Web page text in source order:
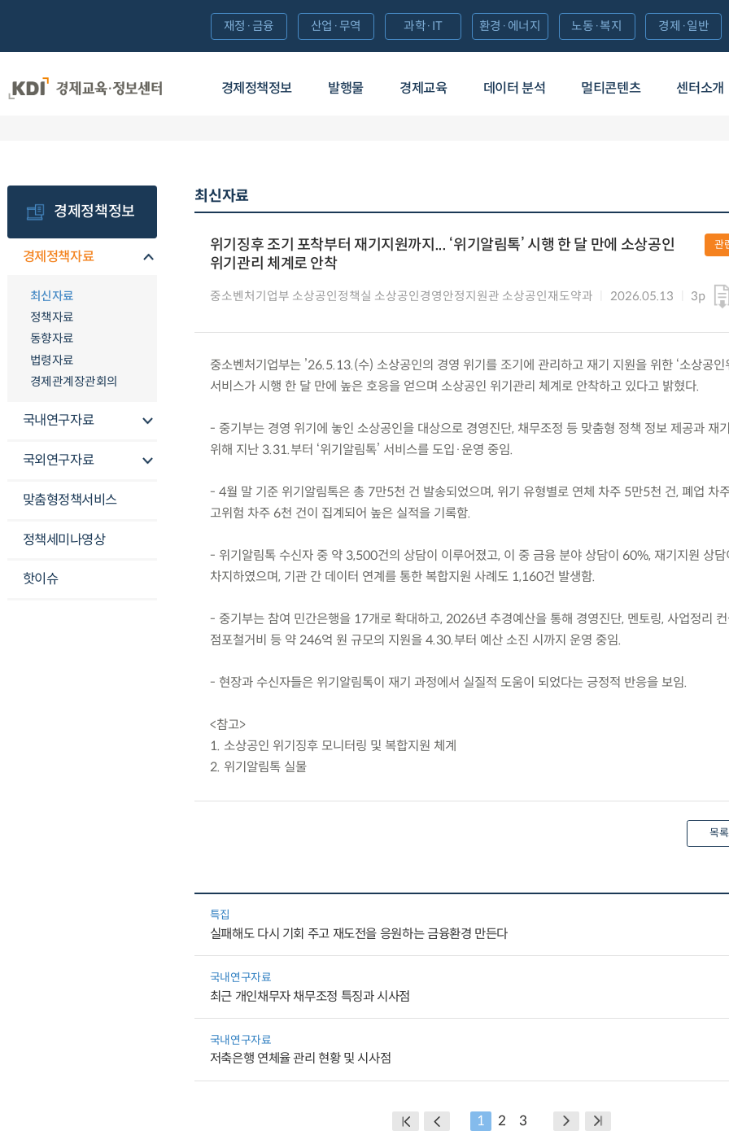
경제정책정보 발행물 경제교육 데이터 분석 멀티콘텐츠 센터소개
재정·금융 산업·무역 과학·IT 환경·에너지 노동·복지 경제·일반
경제정책정보
경제정책자료
최신자료
정책자료
동향자료
법령자료
경제관계장관회의
국내연구자료
국외연구자료
맞춤형정책서비스
정책세미나영상
핫이슈
최신자료
위기징후 조기 포착부터 재기지원까지... ‘위기알림톡’ 시행 한 달 만에 소상공인
위기관리 체계로 안착
중소벤처기업부 소상공인정책실 소상공인경영안정지원관 소상공인재도약과 2026.05.13 3p
관
중소벤처기업부는 ’26.5.13.(수) 소상공인의 경영 위기를 조기에 관리하고 재기 지원을 위한 ‘소상공인
서비스가 시행 한 달 만에 높은 호응을 얻으며 소상공인 위기관리 체계로 안착하고 있다고 밝혔다.
- 중기부는 경영 위기에 놓인 소상공인을 대상으로 경영진단, 채무조정 등 맞춤형 정책 정보 제공과 재
위해 지난 3.31.부터 ‘위기알림톡’ 서비스를 도입·운영 중임.
- 4월 말 기준 위기알림톡은 총 7만5천 건 발송되었으며, 위기 유형별로 연체 차주 5만5천 건, 폐업 차
고위험 차주 6천 건이 집계되어 높은 실적을 기록함.
- 위기알림톡 수신자 중 약 3,500건의 상담이 이루어졌고, 이 중 금융 분야 상담이 60%, 재기지원 상
차지하였으며, 기관 간 데이터 연계를 통한 복합지원 사례도 1,160건 발생함.
- 중기부는 참여 민간은행을 17개로 확대하고, 2026년 추경예산을 통해 경영진단, 멘토링, 사업정리
점포철거비 등 약 246억 원 규모의 지원을 4.30.부터 예산 소진 시까지 운영 중임.
- 현장과 수신자들은 위기알림톡이 재기 과정에서 실질적 도움이 되었다는 긍정적 반응을 보임.
<참고>
1. 소상공인 위기징후 모니터링 및 복합지원 체계
2. 위기알림톡 실물
목
특집
실패해도 다시 기회 주고 재도전을 응원하는 금융환경 만든다
국내연구자료
최근 개인채무자 채무조정 특징과 시사점
국내연구자료
저축은행 연체율 관리 현황 및 시사점
1 2 3